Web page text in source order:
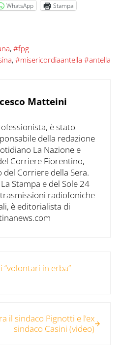
WhatsApp Stampa
, #fpg
, #misericordiaantella #antella
Matteini
è stato
della redazione
La Nazione e
Corriere Fiorentino,
Corriere della Sera.
Stampa e del Sole 24
radiofoniche
è editorialista di
“volontari in erba”
il sindaco Pignotti e l’ex
sindaco Casini (video)